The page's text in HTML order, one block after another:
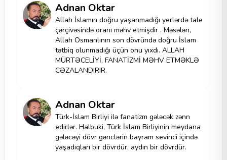
Adnan Oktar
Allah İslamın doğru yaşanmadığı yerlərdə tale
çərçivəsində oranı məhv etmişdir . Məsələn,
Allah Osmanlının son dövründə doğru İslam
tətbiq olunmadığı üçün onu yıxdı. ALLAH
MÜRTƏCELİYİ, FANATİZMİ MƏHV ETMƏKLƏ
CƏZALANDIRIR.
Adnan Oktar
Türk-İslam Birliyi ilə fanatizm gələcək zənn
edirlər. Halbuki, Türk İslam Birliyinin meydana
gələcəyi dövr gənclərin bayram sevinci içində
yaşadıqları bir dövrdür, aydın bir dövrdür.